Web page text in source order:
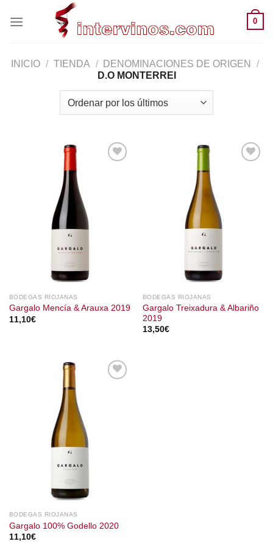
0
INICIO / TIENDA / DENOMINACIONES DE ORIGEN
/
D.O MONTERREI
BODEGAS RIOJANAS
Gargalo Mencía & Arauxa 2019
11,10€
BODEGAS RIOJANAS
Gargalo Treixadura & Albariño
2019
13,50€
BODEGAS RIOJANAS
Gargalo 100% Godello 2020
11,10€